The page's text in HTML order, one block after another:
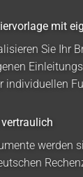
mit
Sie Ihr
individuellen
werden